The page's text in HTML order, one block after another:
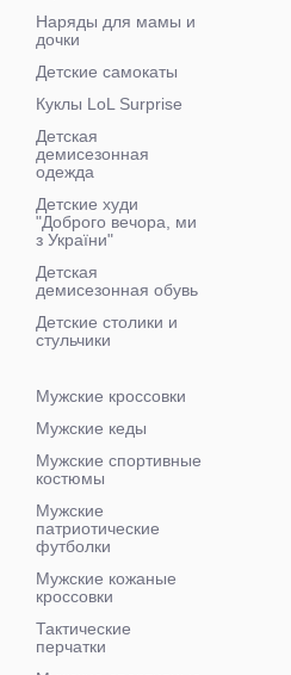
Наряды для мамы и
дочки
Детские самокаты
Куклы LoL Surprise
Детская
демисезонная
одежда
Детские худи
"Доброго вечора, ми
з України"
Детская
демисезонная обувь
Детские столики и
стульчики
Мужские кроссовки
Мужские кеды
Мужские спортивные
костюмы
Мужские
патриотические
футболки
Мужские кожаные
кроссовки
Тактические
перчатки